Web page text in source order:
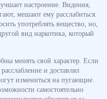
настроение. Видения,
мешают ему расслабиться.
употреблять вещество, но,
вид наркотика, который
менять свой характер. Если
и доставлял
измениться на пугающие.
самостоятельно